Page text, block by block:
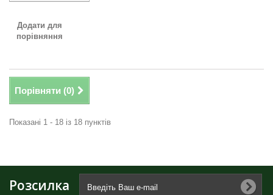
Додати для
порівняння
Порівняти (0)
Показані 1 - 18 із 18 пунктів
Розсилка